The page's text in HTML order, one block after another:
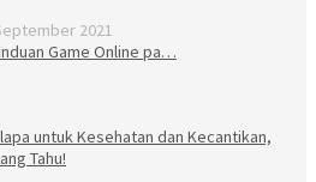
2021
Game Online pa…